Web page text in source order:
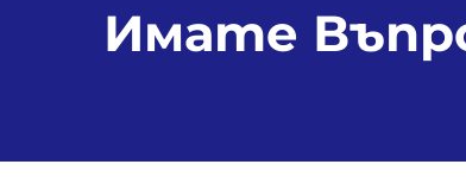
Имате